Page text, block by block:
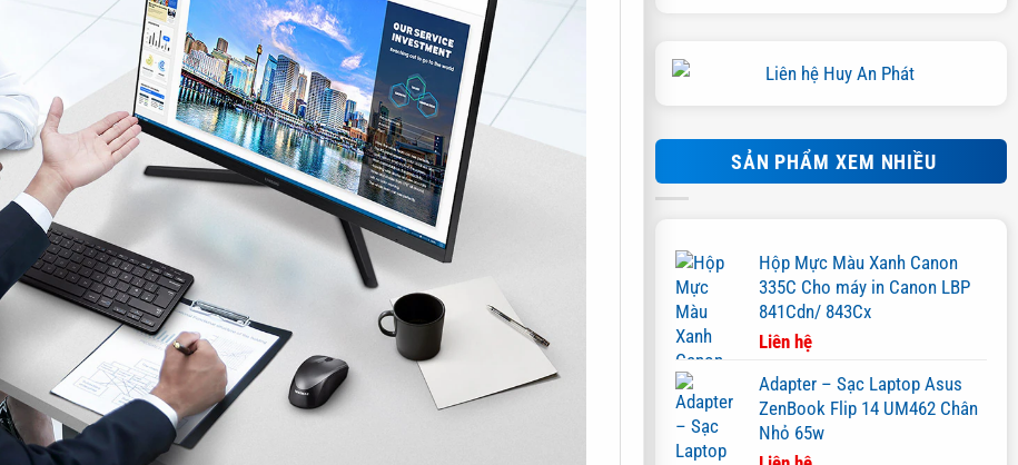
SẢN PHẨM XEM NHIỀU
Hộp Mực Màu Xanh Canon
335C Cho máy in Canon LBP
841Cdn/ 843Cx
Liên hệ
Adapter – Sạc Laptop Asus
ZenBook Flip 14 UM462 Chân
Nhỏ 65w
hình ảnh hiển thị. Bên cạnh cải thiện độ sống động và trong trẻo của màu
tông màu và sắc độ chân thực hơn bao giờ hết.